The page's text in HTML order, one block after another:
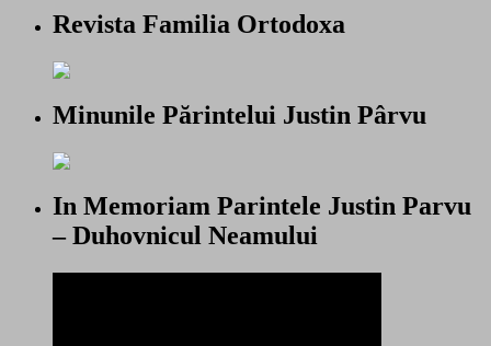
Revista Familia Ortodoxa
Minunile Părintelui Justin Pârvu
In Memoriam Parintele Justin Parvu
– Duhovnicul Neamului